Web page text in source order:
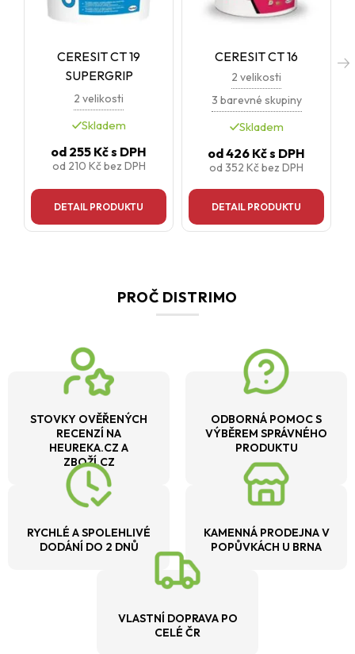
CERESIT CT 19
SUPERGRIP
2 velikosti
Skladem
od 255 Kčs DPH
od 210 Kčbez DPH
DETAIL PRODUKTU
CERESIT CT 16
2 velikosti
3 barevné skupiny
Skladem
od426 Kčs DPH
od 352 Kčbez DPH
DETAIL PRODUKTU
PROČ DISTRIMO
STOVKY OVĚŘENÝCH
RECENZÍ NA
HEUREKA.CZ A
ZBOŽÍ.CZ
ODBORNÁ POMOC S
VÝBĚREM SPRÁVNÉHO
PRODUKTU
RYCHLÉ A SPOLEHLIVÉ
DODÁNÍ DO 2 DNŮ
KAMENNÁ PRODEJNA V
POPŮVKÁCH U BRNA
VLASTNÍ DOPRAVA PO
CELÉ ČR